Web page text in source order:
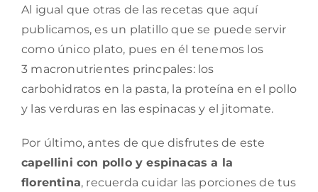
Al igual que otras de las recetas que aquí
publicamos, es un platillo que se puede servir
como único plato, pues en él tenemos los
3 macronutrientes princpales: los
carbohidratos en la pasta, la proteína en el pollo
y las verduras en las espinacas y el jitomate.
Por último, antes de que disfrutes de este
capellini con pollo y espinacas a la
florentina, recuerda cuidar las porciones de tus